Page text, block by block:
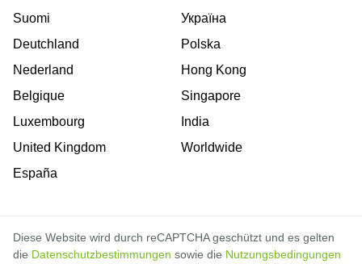
Suomi
Deutchland
Nederland
Belgique
Luxembourg
United Kingdom
España
Україна
Polska
Hong Kong
Singapore
India
Worldwide
Diese Website wird durch reCAPTCHA geschützt und es gelten
die Datenschutzbestimmungen sowie die Nutzungsbedingungen